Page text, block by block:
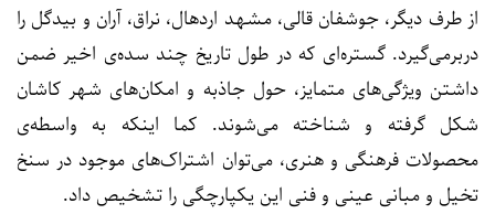
از طرف دیگر، جوشفان قالی، مشهد اردهال، نراق، آران و بیدگل را
دربرمی‌گیرد. گستره‌ای که در طول تاریخ چند سده‌ی اخیر ضمن
داشتن ویژگی‌های متمایز، حول جاذبه و امکان‌های شهر کاشان
شکل گرفته و شناخته می‌شوند. کما اینکه به واسطه‌ی
محصولات فرهنگی و هنری، می‌توان اشتراک‌های موجود در سنخ
تخیل و مبانی عینی و فنی این یکپارچگی را تشخیص داد.